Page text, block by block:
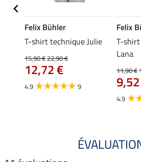
Felix Bühler
T-shirt technique Julie
15,90 €22,90 €
12,72 €
4.9 9
Felix
T-
Lana
11,90 €
4.9